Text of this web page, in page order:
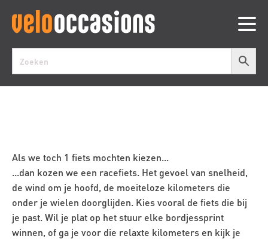
Als we toch 1 fiets mochten kiezen...
...dan kozen we een racefiets. Het gevoel van snelheid,
de wind om je hoofd, de moeiteloze kilometers die
onder je wielen doorglijden. Kies vooral de fiets die bij
je past. Wil je plat op het stuur elke bordjessprint
winnen, of ga je voor die relaxte kilometers en kijk je